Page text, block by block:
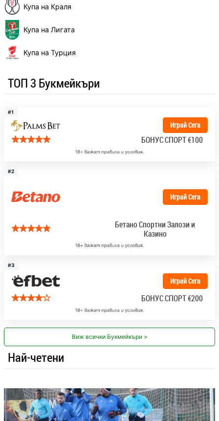
Купа на Краля
Купа на Лигата
Купа на Турция
ТОП 3 Букмейкъри
#1
Играй Сега
БОНУС СПОРТ€100
#2
Играй Сега
Бетано Спортни Залози и
Казино
#3
Играй Сега
БОНУС СПОРТ€200
Виж всички Букмейкъри >
Най-четени